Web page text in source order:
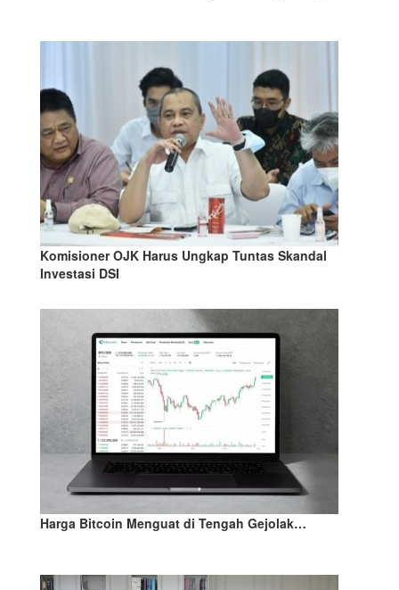
Komisioner OJK Harus Ungkap Tuntas Skandal
Investasi DSI
Harga Bitcoin Menguat di Tengah Gejolak…